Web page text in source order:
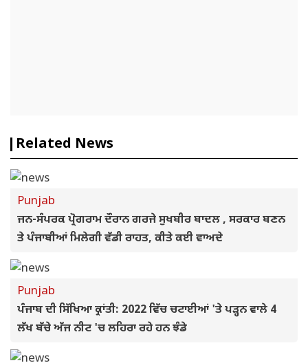
Related News
Punjab
ਜਨ-ਸੰਪਰਕ ਪ੍ਰੋਗਰਾਮ ਦੌਰਾਨ ਗਰਜੇ ਸੁਖਬੀਰ ਬਾਦਲ , ਸਰਕਾਰ ਬਣਨ
ਤੇ ਪੰਜਾਬੀਆਂ ਮਿਲੇਗੀ ਵੱਡੀ ਰਾਹਤ, ਕੀਤੇ ਕਈ ਵਾਅਦੇ
Punjab
ਪੰਜਾਬ ਦੀ ਸਿੱਖਿਆ ਕ੍ਰਾਂਤੀ: 2022 ਵਿੱਚ ਚਟਾਈਆਂ 'ਤੇ ਪੜ੍ਹਨ ਵਾਲੇ 4
ਲੱਖ ਬੱਚੇ ਅੱਜ ਨੀਟ 'ਚ ਲਹਿਰਾ ਰਹੇ ਹਨ ਝੰਡੇ